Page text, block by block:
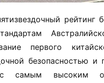
рейтинг
первого
безопасностью
с самым высоким